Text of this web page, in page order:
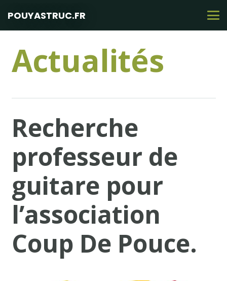
POUYASTRUC.FR
Actualités
Recherche
professeur de
guitare pour
l’association
Coup De Pouce.